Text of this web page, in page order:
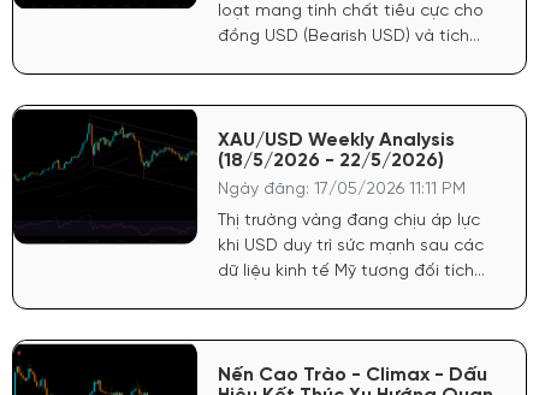
loạt mang tính chất tiêu cực cho
đồng USD (Bearish USD) và tích
giá PCE cốt lõi hàng tháng chỉ đạt
0.2% (thấp hơn dự báo 0.3%). Chỉ
số giá GDP sơ bộ cũng giảm còn
3.5% (dự báo 3.6%).
XAU/USD Weekly Analysis
(18/5/2026 - 22/5/2026)
Ngày đăng: 17/05/2026 11:11 PM
Thị trường vàng đang chịu áp lực
khi USD duy trì sức mạnh sau các
dữ liệu kinh tế Mỹ tương đối tích
hạ lãi suất chưa đủ mạnh để hỗ
trợ vàng bứt phá.
Nến Cao Trào - Climax - Dấu